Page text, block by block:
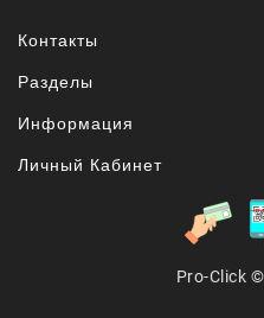
Контакты
Разделы
Информация
Личный Кабинет
Pro-Click